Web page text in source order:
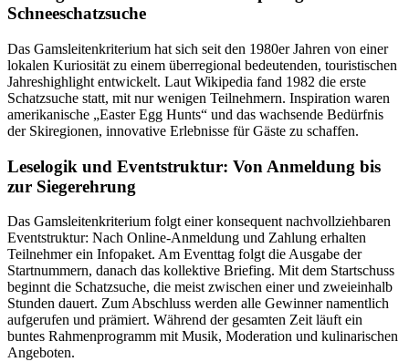
Schneeschatzsuche
Das Gamsleitenkriterium hat sich seit den 1980er Jahren von einer
lokalen Kuriosität zu einem überregional bedeutenden, touristischen
Jahreshighlight entwickelt. Laut Wikipedia fand 1982 die erste
Schatzsuche statt, mit nur wenigen Teilnehmern. Inspiration waren
amerikanische „Easter Egg Hunts“ und das wachsende Bedürfnis
der Skiregionen, innovative Erlebnisse für Gäste zu schaffen.
Leselogik und Eventstruktur: Von Anmeldung bis
zur Siegerehrung
Das Gamsleitenkriterium folgt einer konsequent nachvollziehbaren
Eventstruktur: Nach Online-Anmeldung und Zahlung erhalten
Teilnehmer ein Infopaket. Am Eventtag folgt die Ausgabe der
Startnummern, danach das kollektive Briefing. Mit dem Startschuss
beginnt die Schatzsuche, die meist zwischen einer und zweieinhalb
Stunden dauert. Zum Abschluss werden alle Gewinner namentlich
aufgerufen und prämiert. Während der gesamten Zeit läuft ein
buntes Rahmenprogramm mit Musik, Moderation und kulinarischen
Angeboten.